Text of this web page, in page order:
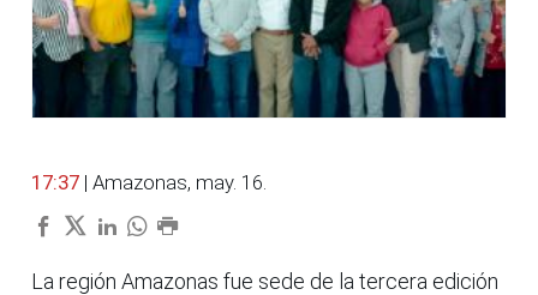
17:37 | Amazonas, may. 16.
La región Amazonas fue sede de la tercera edición